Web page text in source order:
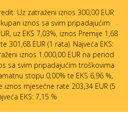
Uz zatraženi iznos 300,00 EUR
iznos sa svim pripadajućim
uz EKS 7,03%, iznos Premije 1,68
301,68 EUR (1 rata). Najveća EKS:
iznos 1.000,00 EUR na period
sa svim pripadajućim troškovima
stopu 0,00% te EKS 6,96 %,
iznos mjesečne rate 203,34 EUR (5
EKS: 7,15 %